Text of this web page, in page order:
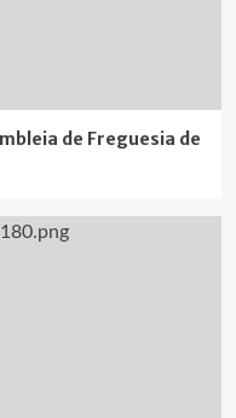
de Freguesia de